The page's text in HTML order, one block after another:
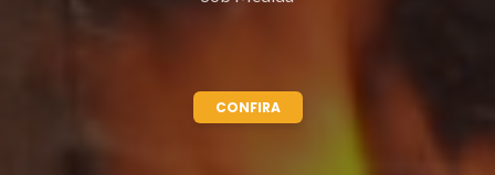
CONFIRA